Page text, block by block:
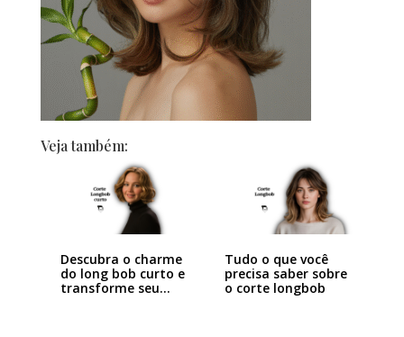
Veja também:
Descubra o charme
do long bob curto e
transforme seu…
Tudo o que você
precisa saber sobre
o corte longbob